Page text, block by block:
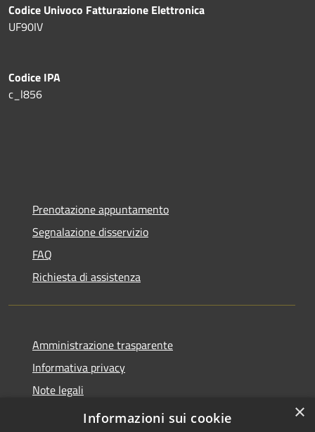
Codice Univoco Fatturazione Elettronica
UF90IV
Codice IPA
c_l856
Prenotazione appuntamento
Segnalazione disservizio
FAQ
Richiesta di assistenza
Amministrazione trasparente
Informativa privacy
Note legali
Dichiarazione di accessibilità
×
Informazioni sui cookie